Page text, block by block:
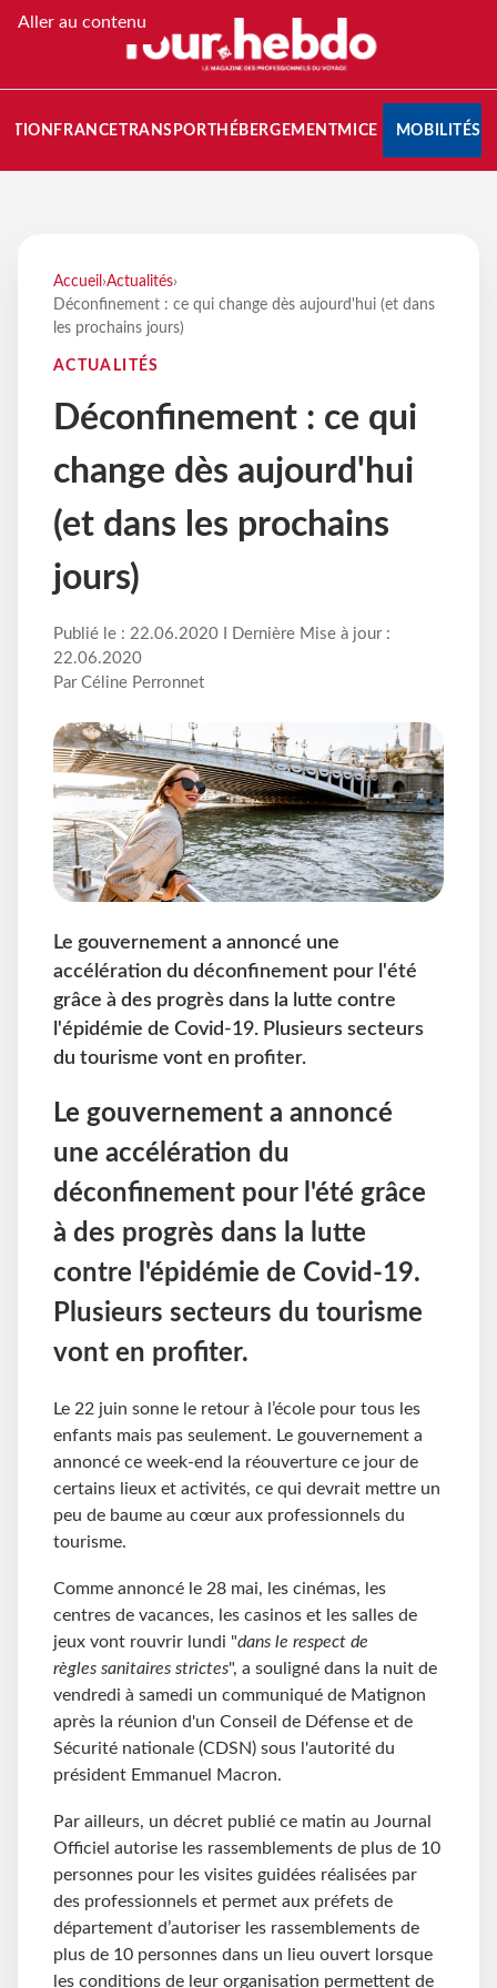
Aller au contenu
FRANCETRANSPORT HÉBERGEMENTMICE MOBILITÉS
Accueil ›Actualités›
Déconfinement : ce qui change dès aujourd'hui (et dans
les prochains jours)
ACTUALITÉS
Déconfinement : ce qui
change dès aujourd'hui
(et dans les prochains
jours)
Publié le : 22.06.2020 I Dernière Mise à jour :
22.06.2020
Par Céline Perronnet
Le gouvernement a annoncé une
accélération du déconfinement pour l'été
grâce à des progrès dans la lutte contre
l'épidémie de Covid-19. Plusieurs secteurs
du tourisme vont en profiter.
Le gouvernement a annoncé
une accélération du
déconfinement pour l'été grâce
à des progrès dans la lutte
contre l'épidémie de Covid-19.
Plusieurs secteurs du tourisme
vont en profiter.
Le 22 juin sonne le retour à l’école pour tous les
enfants mais pas seulement. Le gouvernement a
annoncé ce week-end la réouverture ce jour de
certains lieux et activités, ce qui devrait mettre un
peu de baume au cœur aux professionnels du
tourisme.
Comme annoncé le 28 mai, les cinémas, les
centres de vacances, les casinos et les salles de
jeux vont rouvrir lundi "dans le respect de
règles sanitaires strictes", a souligné dans la nuit de
vendredi à samedi un communiqué de Matignon
après la réunion d'un Conseil de Défense et de
Sécurité nationale (CDSN) sous l'autorité du
président Emmanuel Macron.
Par ailleurs, un décret publié ce matin au Journal
Officiel autorise les rassemblements de plus de 10
personnes pour les visites guidées réalisées par
des professionnels et permet aux préfets de
département d’autoriser les rassemblements de
plus de 10 personnes dans un lieu ouvert lorsque
les conditions de leur organisation permettent de